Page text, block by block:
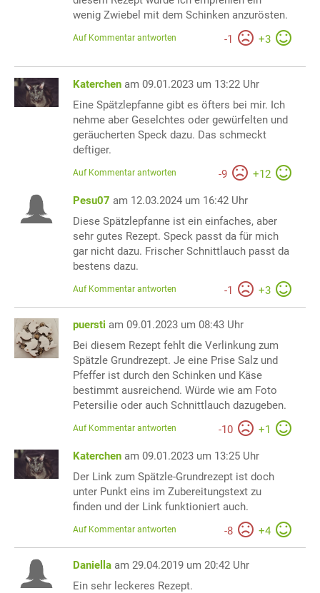
wenig Zwiebel mit dem Schinken anzurösten.
-1 +3
Auf Kommentar antworten
Katerchen am 09.01.2023 um 13:22 Uhr
Eine Spätzlepfanne gibt es öfters bei mir. Ich
nehme aber Geselchtes oder gewürfelten und
geräucherten Speck dazu. Das schmeckt
deftiger.
-9 +12
Auf Kommentar antworten
Pesu07 am 12.03.2024 um 16:42 Uhr
Diese Spätzlepfanne ist ein einfaches, aber
sehr gutes Rezept. Speck passt da für mich
gar nicht dazu. Frischer Schnittlauch passt da
bestens dazu.
-1 +3
Auf Kommentar antworten
puersti am 09.01.2023 um 08:43 Uhr
Bei diesem Rezept fehlt die Verlinkung zum
Spätzle Grundrezept. Je eine Prise Salz und
Pfeffer ist durch den Schinken und Käse
bestimmt ausreichend. Würde wie am Foto
Petersilie oder auch Schnittlauch dazugeben.
-10 +1
Auf Kommentar antworten
Katerchen am 09.01.2023 um 13:25 Uhr
Der Link zum Spätzle-Grundrezept ist doch
unter Punkt eins im Zubereitungstext zu
finden und der Link funktioniert auch.
-8 +4
Auf Kommentar antworten
Daniella am 29.04.2019 um 20:42 Uhr
Ein sehr leckeres Rezept.